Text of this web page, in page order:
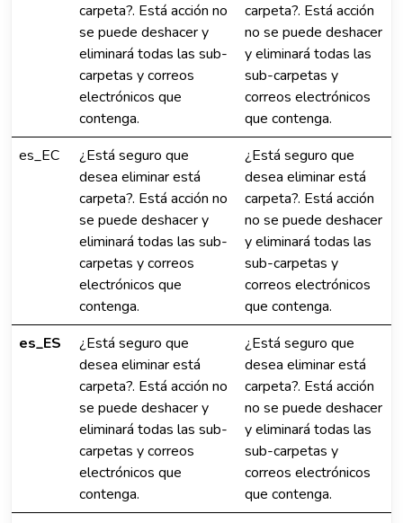
carpeta?. Está acción no
se puede deshacer y
eliminará todas las sub-
carpetas y correos
electrónicos que
contenga.
carpeta?. Está acción
no se puede deshacer
y eliminará todas las
sub-carpetas y
correos electrónicos
que contenga.
es_EC
¿Está seguro que
desea eliminar está
carpeta?. Está acción no
se puede deshacer y
eliminará todas las sub-
carpetas y correos
electrónicos que
contenga.
¿Está seguro que
desea eliminar está
carpeta?. Está acción
no se puede deshacer
y eliminará todas las
sub-carpetas y
correos electrónicos
que contenga.
es_ES
¿Está seguro que
desea eliminar está
carpeta?. Está acción no
se puede deshacer y
eliminará todas las sub-
carpetas y correos
electrónicos que
contenga.
¿Está seguro que
desea eliminar está
carpeta?. Está acción
no se puede deshacer
y eliminará todas las
sub-carpetas y
correos electrónicos
que contenga.